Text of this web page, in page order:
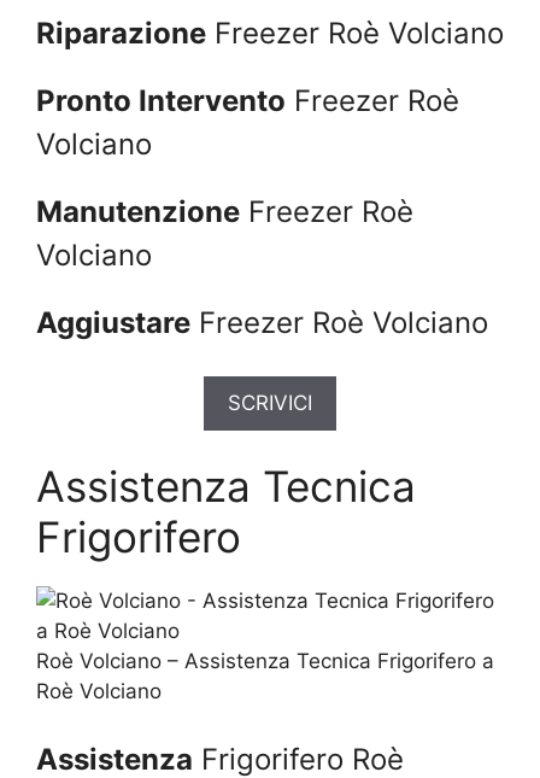
Riparazione Freezer Roè Volciano
Pronto Intervento Freezer Roè
Volciano
Manutenzione Freezer Roè
Volciano
Aggiustare Freezer Roè Volciano
SCRIVICI
Assistenza Tecnica
Frigorifero
Roè Volciano – Assistenza Tecnica Frigorifero a
Roè Volciano
Assistenza Frigorifero Roè